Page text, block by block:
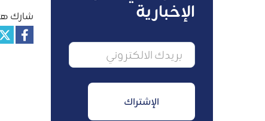
شارك
الإخبارية